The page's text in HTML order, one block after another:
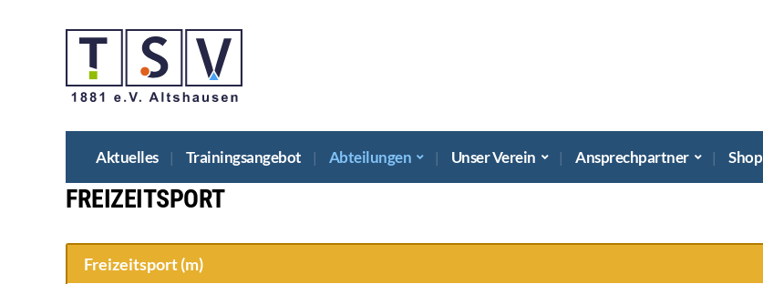
Aktu­el­les Trai­nings­an­ge­bot Abtei­lun­gen Unser Ver­ein Ansprech­part­ner Shop
FREI­ZEIT­SPORT
Frei­zeit­sport (m)